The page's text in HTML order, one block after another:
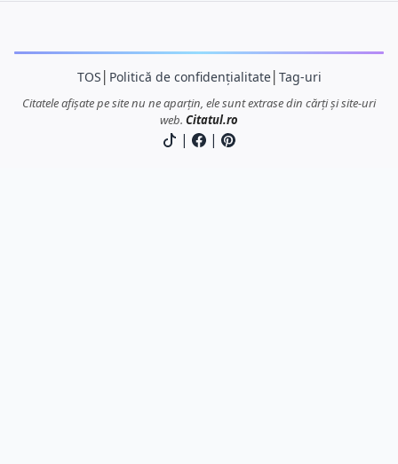
TOS Politică de confidențialitate│ Tag-uri
Citatele afișate pe site nu ne aparțin, ele sunt extrase din cărți și site-uri
web. Citatul.ro
| |